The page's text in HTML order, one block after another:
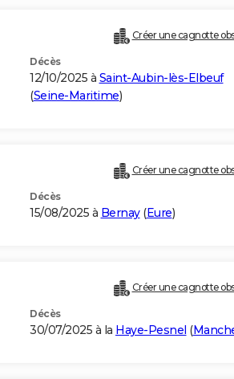
Créer une cagnotte
Décès
12/10/2025 à Saint-Aubin-lès-Elbeuf
(Seine-Maritime)
Créer une cagnotte
Décès
15/08/2025 à Bernay(Eure)
Créer une cagnotte
Décès
30/07/2025 à la Haye-Pesnel (